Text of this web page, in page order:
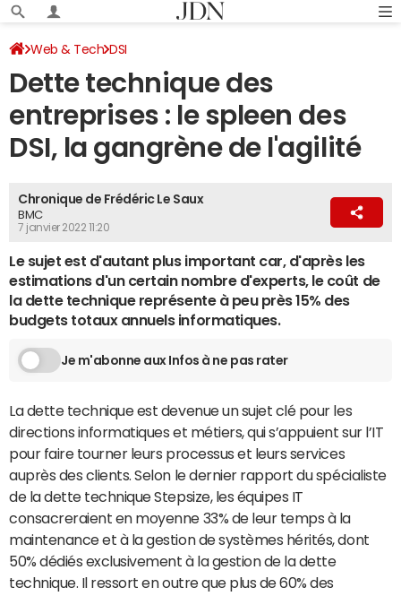
Web & Tech DSI
Dette technique des
entreprises : le spleen des
DSI, la gangrène de l'agilité
Chronique de Frédéric Le Saux
BMC
7 janvier 2022 11:20
Le sujet est d'autant plus important car, d'après les
estimations d'un certain nombre d'experts, le coût de
la dette technique représente à peu près 15% des
budgets totaux annuels informatiques.
Je m'abonne aux Infos à ne pas rater
La dette technique est devenue un sujet clé pour les
directions informatiques et métiers, qui s’appuient sur l’IT
pour faire tourner leurs processus et leurs services
auprès des clients. Selon le dernier rapport du spécialiste
de la dette technique Stepsize, les équipes IT
consacreraient en moyenne 33% de leur temps à la
maintenance et à la gestion de systèmes hérités, dont
50% dédiés exclusivement à la gestion de la dette
technique. Il ressort en outre que plus de 60% des